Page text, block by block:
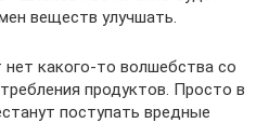
веществ улучшать.
какого-то волшебства со
продуктов. Просто в
поступать вредные